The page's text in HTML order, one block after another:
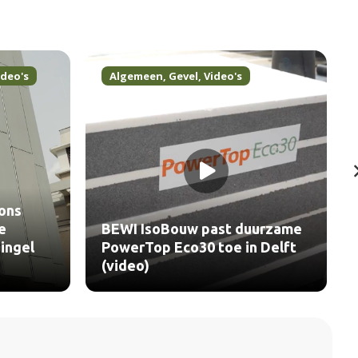
Algemeen, Gevel, Video's
BEWI IsoBouw past duurzame
PowerTop Eco30 toe in Delft
(video)